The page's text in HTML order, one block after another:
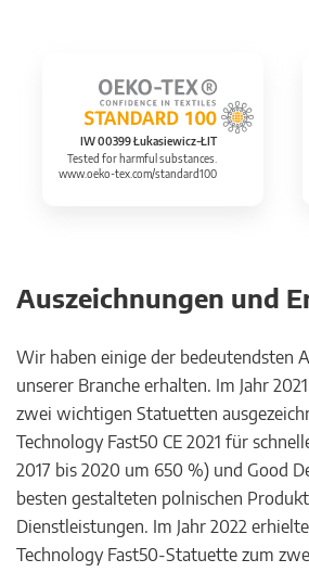
IW 00399 Łukasiewicz-ŁIT
Tested for harmful substances.
www.oeko-tex.com/standard100
Auszeichnungen und
Wir haben einige der bedeutendsten
unserer Branche erhalten. Im Jahr
zwei wichtigen Statuetten
Technology Fast50 CE 2021 für
2017 bis 2020 um 650 %) und Good
besten gestalteten polnischen
Dienstleistungen. Im Jahr 2022
Technology Fast50-Statuette zum